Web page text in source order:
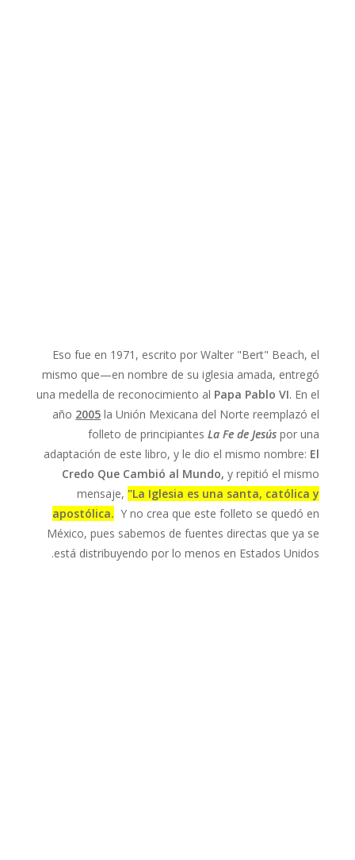
Eso fue en 1971, escrito por Walter "Bert" Beach, el
mismo que—en nombre de su iglesia amada, entregó
una medella de reconocimiento al Papa Pablo VI. En el
año 2005 la Unión Mexicana del Norte reemplazó el
folleto de principiantesLa Fe de Jesús por una
adaptación de este libro, y le dio el mismo nombre: El
Credo Que Cambió al Mundo, y repitió el mismo
mensaje, "La Iglesia es una santa, católica y
apostólica. Y no crea que este folleto se quedó en
México, pues sabemos de fuentes directas que ya se
está distribuyendo por lo menos en Estados Unidos.